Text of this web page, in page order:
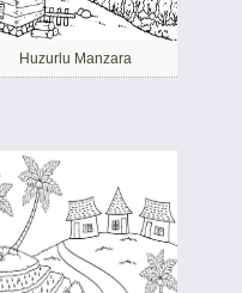
Huzurlu Manzara